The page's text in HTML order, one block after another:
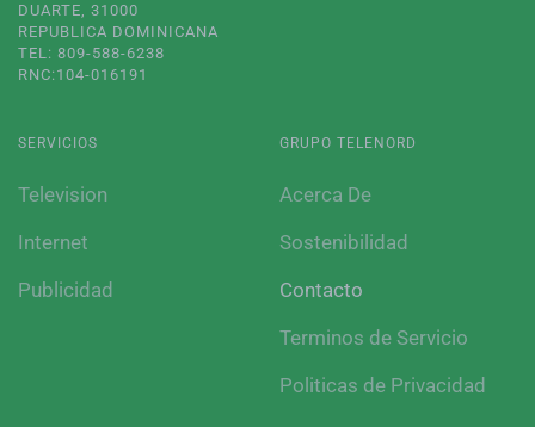
DUARTE, 31000
REPUBLICA DOMINICANA
TEL: 809-588-6238
RNC:104-016191
SERVICIOS
Television
Internet
Publicidad
GRUPO TELENORD
Acerca De
Sostenibilidad
Contacto
Terminos de Servicio
Politicas de Privacidad